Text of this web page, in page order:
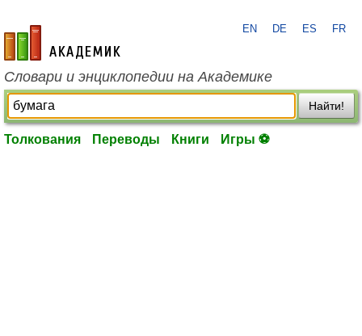
academic.ru
EN DE ES FR
Словари и энциклопедии на Академике
Найти!
Толкования Переводы Книги Игры ⚽